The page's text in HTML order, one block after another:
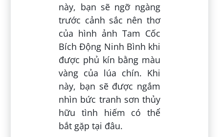
này, bạn sẽ ngỡ ngàng
trước cảnh sắc nên thơ
của hình ảnh Tam Cốc
Bích Động Ninh Bình khi
được phủ kín bằng màu
vàng của lúa chín. Khi
này, bạn sẽ được ngắm
nhìn bức tranh sơn thủy
hữu tình hiếm có thể
bắt gặp tại đâu.